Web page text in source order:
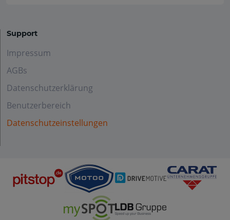
Support
Impressum
AGBs
Datenschutzerklärung
Benutzerbereich
Datenschutzeinstellungen